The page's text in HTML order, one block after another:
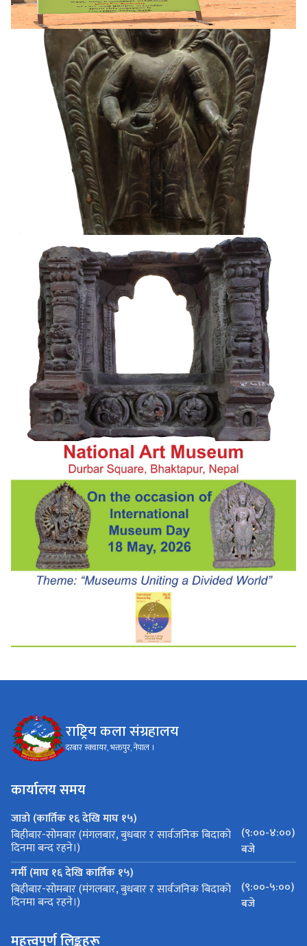
राष्ट्रिय कला संग्रहालय
दरबार स्क्वायर, भक्तपुर, नेपाल ।
कार्यालय समय
जाडो (कार्तिक १६ देखि माघ १५)
बिहीबार-सोमबार (मंगलबार, बुधबार र सार्वजनिक बिदाको
दिनमा बन्द रहने।)
(९:००-४:००)
बजे
गर्मी (माघ १६ देखि कार्तिक १५)
बिहीबार-सोमबार (मंगलबार, बुधबार र सार्वजनिक बिदाको
दिनमा बन्द रहने।)
(९:००-५:००)
बजे
महत्त्वपूर्ण लिङ्कहरू